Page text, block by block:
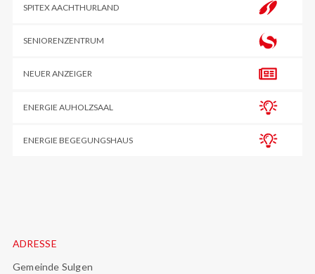
SPITEX AACHTHURLAND
SENIORENZENTRUM
NEUER ANZEIGER
ENERGIE AUHOLZSAAL
ENERGIE BEGEGUNGSHAUS
Footer
ADRESSE
Gemeinde Sulgen